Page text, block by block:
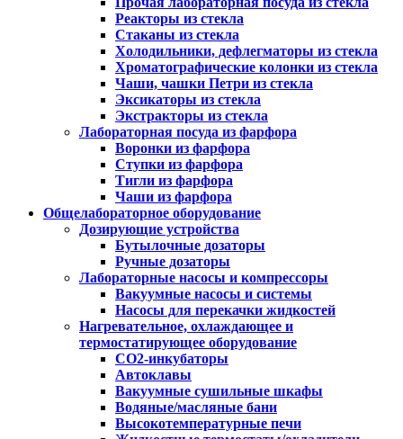
Реакторы из стекла
Стаканы из стекла
Холодильники, дефлегматоры из стекла
Хроматографические колонки из стекла
Чаши, чашки Петри из стекла
Эксикаторы из стекла
Экстракторы из стекла
Лабораторная посуда из фарфора
Воронки из фарфора
Ступки из фарфора
Тигли из фарфора
Чаши из фарфора
Общелабораторное оборудование
Дозирующие устройства
Бутылочные дозаторы
Ручные дозаторы
Лабораторные насосы и компрессоры
Вакуумные насосы и системы
Насосы для перекачки жидкостей
Нагревательное, охлаждающее и
термостатирующее оборудование
CO2-инкубаторы
Автоклавы
Вакуумные сушильные шкафы
Водяные/масляные бани
Высокотемпературные печи